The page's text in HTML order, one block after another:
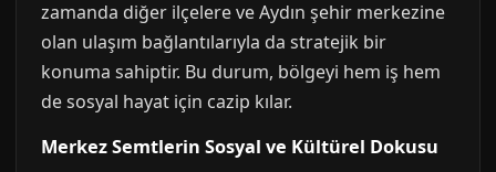
zamanda diğer ilçelere ve Aydın şehir merkezine
olan ulaşım bağlantılarıyla da stratejik bir
konuma sahiptir. Bu durum, bölgeyi hem iş hem
de sosyal hayat için cazip kılar.
Merkez Semtlerin Sosyal ve Kültürel Dokusu